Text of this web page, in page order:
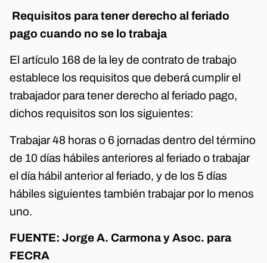
Requisitos para tener derecho al feriado
pago cuando no se lo trabaja
El artículo 168 de la ley de contrato de trabajo
establece los requisitos que deberá cumplir el
trabajador para tener derecho al feriado pago,
dichos requisitos son los siguientes:
Trabajar 48 horas o 6 jornadas dentro del término
de 10 días hábiles anteriores al feriado o trabajar
el día hábil anterior al feriado, y de los 5 días
hábiles siguientes también trabajar por lo menos
uno.
FUENTE: Jorge A. Carmona y Asoc. para
FECRA